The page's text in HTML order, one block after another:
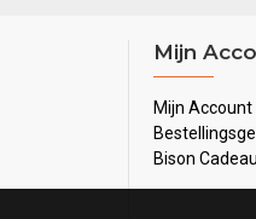
Mijn
Mijn Account
Bison